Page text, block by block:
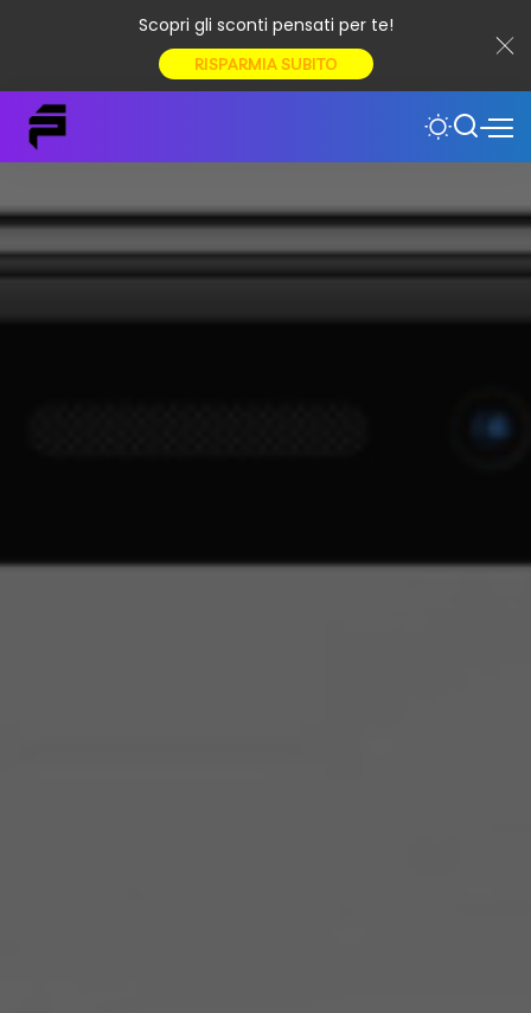
Scopri gli sconti pensati per te!
RISPARMIA SUBITO